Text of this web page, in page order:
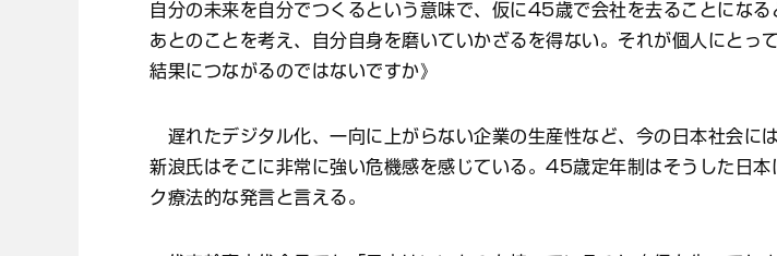
自分の未来を自分でつくるという意味で、仮に45歳で会社を去ることになる
あとのことを考え、自分自身を磨いていかざるを得ない。それが個人にとっ
結果につながるのではないですか》
遅れたデジタル化、一向に上がらない企業の生産性など、今の日本社会に
新浪氏はそこに非常に強い危機感を感じている。45歳定年制はそうした日本
ク療法的な発言と言える。